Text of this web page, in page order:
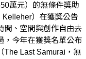
萬元）的無條件獎助
）在獲獎公告
間、空間與創作自由去
，今年在獲獎名單公布
The Last Samurai，無